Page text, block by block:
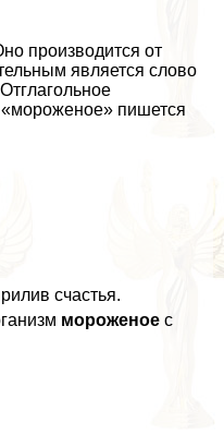
производится от
является слово
«мороженое» пишется
счастья.
мороженое с